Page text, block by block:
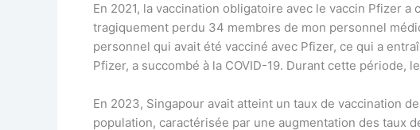
En 2021, la vaccination obligatoire avec le vaccin Pfizer
tragiquement perdu 34 membres de mon personnel
personnel qui avait été vacciné avec Pfizer, ce qui a
Pfizer, a succombé à la COVID-19. Durant cette période,
En 2023, Singapour avait atteint un taux de vaccination
population, caractérisée par une augmentation des taux